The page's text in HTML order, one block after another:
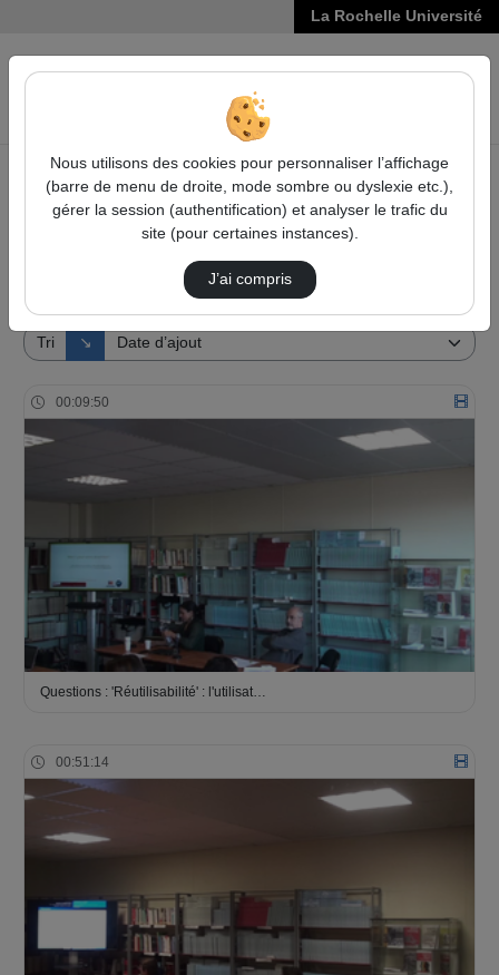
La Rochelle Université
VIDÉOS
Accueil Vidéos
72 vidéos trouvées
Tri ↘
Direction de tri
00:09:50
Questions : 'Réutilisabilité' : l'utilisat…
00:51:14
Nous utilisons des cookies pour personnaliser l’affichage
(barre de menu de droite, mode sombre ou dyslexie etc.),
gérer la session (authentification) et analyser le trafic du
site (pour certaines instances).
J’ai compris